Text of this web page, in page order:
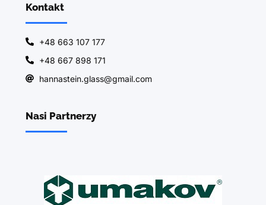
Kontakt
+48 663 107 177
+48 667 898 171
hannastein.glass@gmail.com
Nasi Partnerzy